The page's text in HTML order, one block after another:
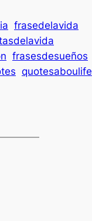
frasedelavida
frasesdesueños
quotesaboulife